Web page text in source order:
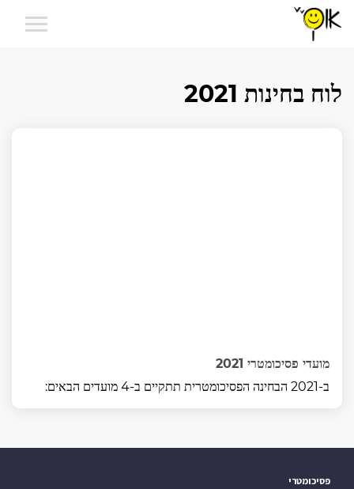
לוח בחינות 2021
מועדי פסיכומטרי 2021
ב-2021 הבחינה הפסיכומטרית תתקיים ב-4 מועדים הבאים:
פסיכומטרי